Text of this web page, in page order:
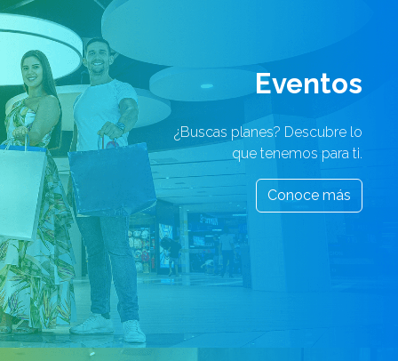
Eventos
¿Buscas planes? Descubre lo
que tenemos para ti.
Conoce más